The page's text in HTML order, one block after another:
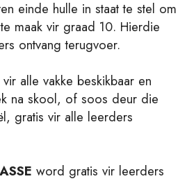
einde hulle in staat te stel om
maak vir graad 10. Hierdie
ontvang terugvoer.
vir alle vakke beskikbaar en
na skool, of soos deur die
gratis vir alle leerders
word gratis vir leerders